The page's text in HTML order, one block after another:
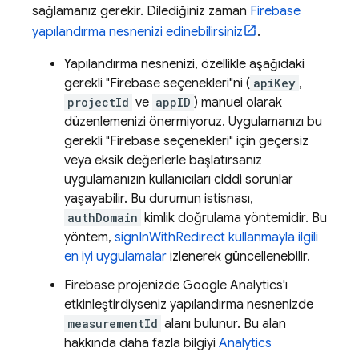
sağlamanız gerekir. Dilediğiniz zaman Firebase
yapılandırma nesnenizi edinebilirsiniz
.
Yapılandırma nesnenizi, özellikle aşağıdaki
gerekli "Firebase seçenekleri"ni ( apiKey ,
projectId ve appID ) manuel olarak
düzenlemenizi önermiyoruz. Uygulamanızı bu
gerekli "Firebase seçenekleri" için geçersiz
veya eksik değerlerle başlatırsanız
uygulamanızın kullanıcıları ciddi sorunlar
yaşayabilir. Bu durumun istisnası,
authDomain kimlik doğrulama yöntemidir. Bu
yöntem, signInWithRedirect kullanmayla ilgili
en iyi uygulamalar izlenerek güncellenebilir.
Firebase projenizde Google Analytics'ı
etkinleştirdiyseniz yapılandırma nesnenizde
measurementId alanı bulunur. Bu alan
hakkında daha fazla bilgiyi Analytics